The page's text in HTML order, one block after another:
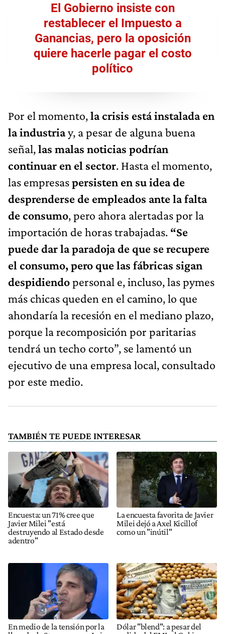
El Gobierno insiste con
restablecer el Impuesto a
Ganancias, pero la oposición
quiere hacerle pagar el costo
político
Por el momento,la crisis está instalada en
la industriay, a pesar de alguna buena
señal,las malas noticias podrían
continuar en el sector. Hasta el momento,
las empresaspersisten en su idea de
desprenderse de empleados ante la falta
de consumo, pero ahora alertadas por la
importación de horas trabajadas. “Se
puede dar la paradoja de que se recupere
el consumo, pero que las fábricas sigan
despidiendopersonal e, incluso, las pymes
más chicas queden en el camino, lo que
ahondaría la recesión en el mediano plazo,
porque la recomposición por paritarias
tendrá un techo corto”, se lamentó un
ejecutivo de una empresa local, consultado
por este medio.
TAMBIÉN TE PUEDE INTERESAR
Encuesta: un 71% cree que
Javier Milei "está
destruyendo al Estado desde
adentro"
La encuesta favorita de Javier
Milei dejó a Axel Kicillof
como un "inútil"
En medio de la tensión por la
Dólar "blend": a pesar del